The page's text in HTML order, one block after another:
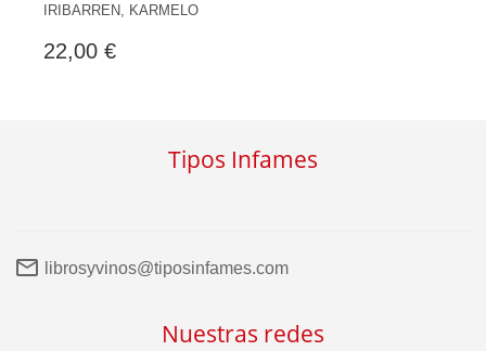
IRIBARREN, KARMELO
22,00 €
Tipos Infames
librosyvinos@tiposinfames.com
Nuestras redes